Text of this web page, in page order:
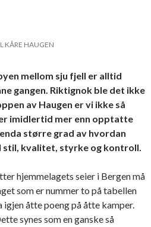
KÅRE HAUGEN
mellom sju fjell er alltid
gangen. Riktignok ble det ikke
av Haugen er vi ikke så
imidlertid mer enn opptatte
større grad av hvordan
stil, kvalitet, styrke og kontroll.
hjemmelagets seier i Bergen må
som er nummer to på tabellen
igjen åtte poeng på åtte kamper.
synes som en ganske så